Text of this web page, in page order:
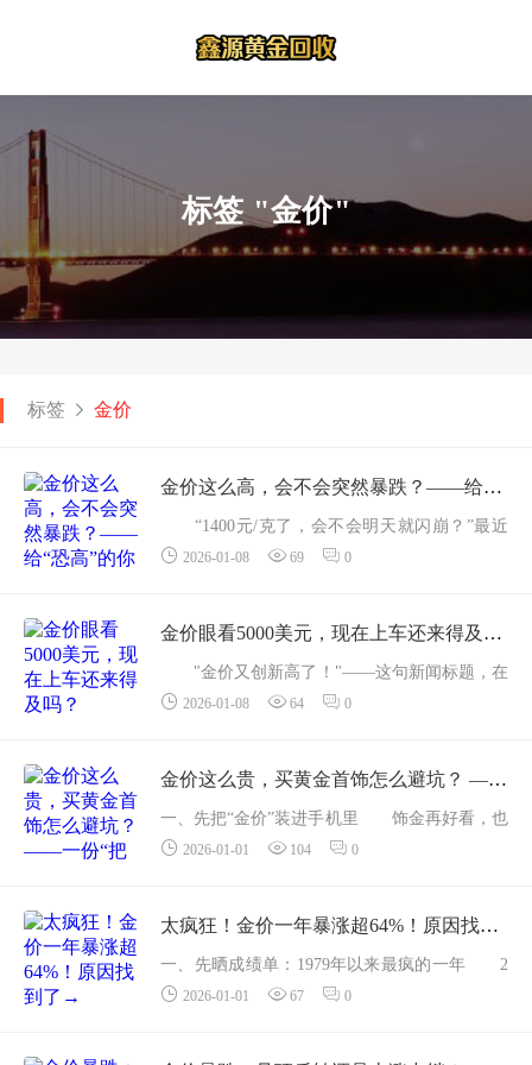
标签 "金价"
标签 金价
金价这么高，会不会突然暴跌？——给“恐高”的你一颗定心丸
“1400元/克了，会不会明天就闪崩？”最近
后台几乎被这句话刷屏。大家的心态很真实：
线、不拽宏观，就用最直白的逻辑，把&ldq...
2026-01-08 69 0
金价眼看5000美元，现在上车还来得及吗？
"金价又创新高了！"——这句新闻标题，在
2025年几乎成了月经式存在。进入2026年才一
年前暴涨七成；国内饰金更是直奔1390元/...
2026-01-08 64 0
金价这么贵，买黄金首饰怎么避坑？ ——一份“把钱花在刀刃上”的实操心法
一、先把“金价”装进手机里 饰金再好看，也
绕不开“当日金价”这条基准线。出门前，搜一
屏存相...
2026-01-01 104 0
太疯狂！金价一年暴涨超64%！原因找到了→
一、先晒成绩单：1979年以来最疯的一年 2
025年收官日，纽约黄金主力合约定格在4325美
2026-01-01 67 0